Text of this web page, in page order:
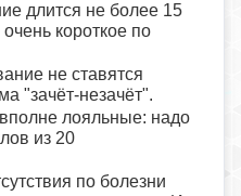
длится не более 15
короткое по
не ставятся
"зачёт-незачёт".
лояльные: надо
из 20
по болезни